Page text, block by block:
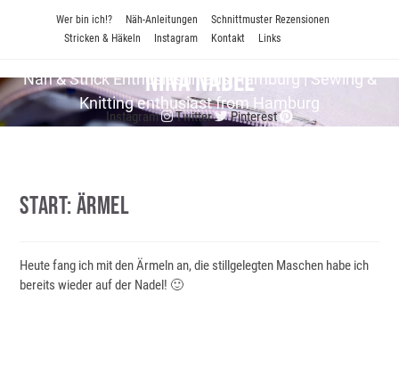
Wer bin ich!? Näh-Anleitungen
Schnittmuster Rezensionen
Stricken & Häkeln
Instagram Kontakt Links
Nina Nadel
Näh & Strick En­thu­si­as­tin aus Hamburg | Sewing &
Knitting enthusiast from Hamburg
Instagram Twitter Pinterest
Start: Ärmel
Heute fang ich mit den Ärmeln an, die stillgelegten Maschen habe ich
bereits wieder auf der Nadel! 🙂